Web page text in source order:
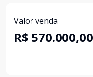
Valor venda
R$ 570.000,00